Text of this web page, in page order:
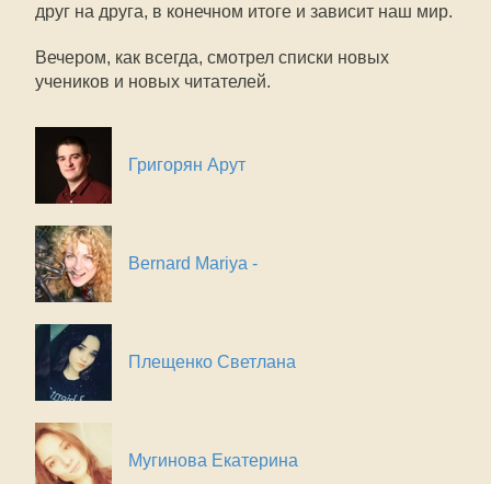
друг на друга, в конечном итоге и зависит наш мир.
Вечером, как всегда, смотрел списки новых
учеников и новых читателей.
Григорян Арут
Bernard Mariya -
Плещенко Светлана
Мугинова Екатерина